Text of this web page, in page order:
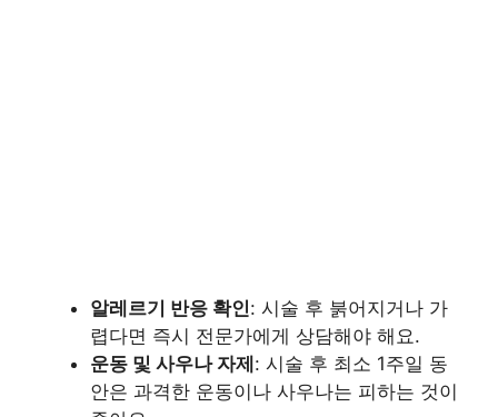
알레르기 반응 확인: 시술 후 붉어지거나 가
렵다면 즉시 전문가에게 상담해야 해요.
운동 및 사우나 자제: 시술 후 최소 1주일 동
안은 과격한 운동이나 사우나는 피하는 것이